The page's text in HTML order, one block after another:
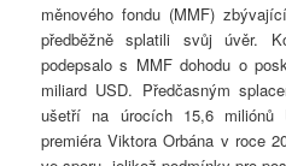
měnového fondu (MMF)
předběžně splatili svůj úvěr.
podepsalo s MMF dohodu o
miliard USD. Předčasným
ušetří na úrocích 15,6 miliónů
premiéra Viktora Orbána v roce